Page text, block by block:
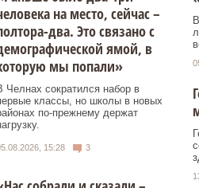
на место, сейчас –
два. Это связано с
ямой, в
мы попали»
Челнах сократился набор в
классы, но школы в новых
по-прежнему держат
15:28 3